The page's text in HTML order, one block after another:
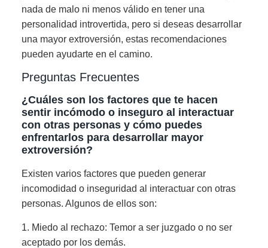
nada de malo ni menos válido en tener una
personalidad introvertida, pero si deseas desarrollar
una mayor extroversión, estas recomendaciones
pueden ayudarte en el camino.
Preguntas Frecuentes
¿Cuáles son los factores que te hacen
sentir incómodo o inseguro al interactuar
con otras personas y cómo puedes
enfrentarlos para desarrollar mayor
extroversión?
Existen varios factores que pueden generar
incomodidad o inseguridad al interactuar con otras
personas. Algunos de ellos son:
1. Miedo al rechazo: Temor a ser juzgado o no ser
aceptado por los demás.